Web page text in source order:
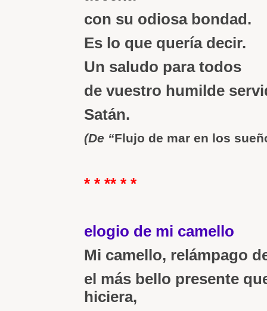
con su odiosa bondad.
Es lo que quería decir.
Un saludo para todos
de vuestro humilde
Satán.
(De “Flujo de mar en los
* * ** * *
elogio de mi camello
Mi camello, relámpago
el más bello presente
hiciera,